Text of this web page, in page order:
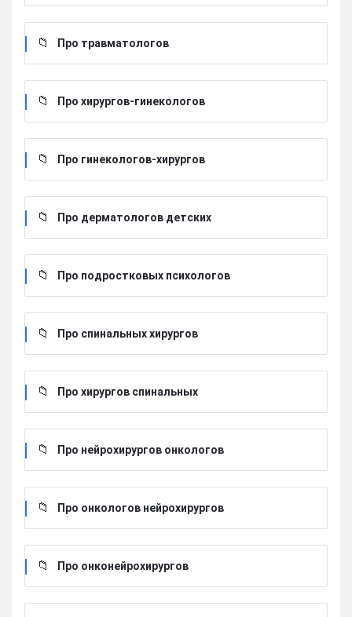
Про травматологов
Про хирургов-гинекологов
Про гинекологов-хирургов
Про дерматологов детских
Про подростковых психологов
Про спинальных хирургов
Про хирургов cпинальных
Про нейрохирургов онкологов
Про онкологов нейрохирургов
Про онконейрохирургов